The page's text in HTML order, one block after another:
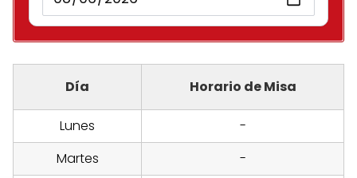
Día Horario de Misa
Lunes
-
Martes
-